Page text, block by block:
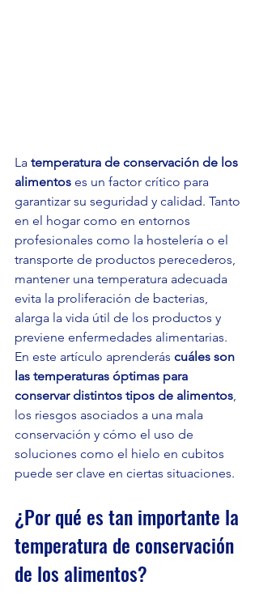
La temperatura de conservación de los
alimentos es un factor crítico para
garantizar su seguridad y calidad. Tanto
en el hogar como en entornos
profesionales como la hostelería o el
transporte de productos perecederos,
mantener una temperatura adecuada
evita la proliferación de bacterias,
alarga la vida útil de los productos y
previene enfermedades alimentarias.
En este artículo aprenderás cuáles son
las temperaturas óptimas para
conservar distintos tipos de alimentos,
los riesgos asociados a una mala
conservación y cómo el uso de
soluciones como el hielo en cubitos
puede ser clave en ciertas situaciones.
¿Por qué es tan importante la
temperatura de conservación
de los alimentos?